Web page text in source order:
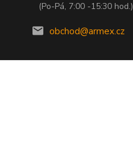
(Po-Pá, 7:00 -15:30 hod.)
obchod@armex.cz